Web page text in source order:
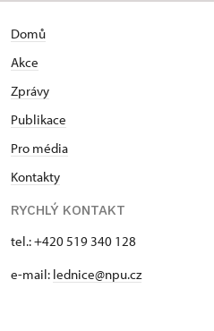
Domů
Akce
Zprávy
Publikace
Pro média
Kontakty
RYCHLÝ KONTAKT
tel.: +420 519 340 128
e-mail: lednice@npu.cz